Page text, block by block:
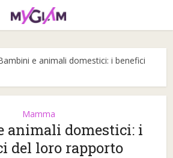
e animali domestici: i benefici
Mamma
animali domestici: i
del loro rapporto